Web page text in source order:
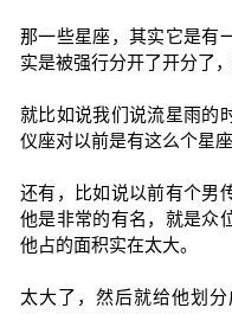
那一些星座，其实它是有
实是被强行分开了开分了
就比如说我们说流星雨的
仪座对以前是有这么个星
还有，比如说以前有个男
他是非常的有名，就是众
他占的面积实在太大。
太大了，然后就给他划